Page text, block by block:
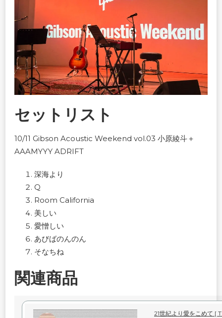
セットリスト
10/11 Gibson Acoustic Weekend vol.03 小原綾斗＋
AAAMYYY ADRIFT
深海より
Q
Room California
美しい
愛憎しい
あびばのんのん
そなちね
関連商品
21世紀より愛をこめて [